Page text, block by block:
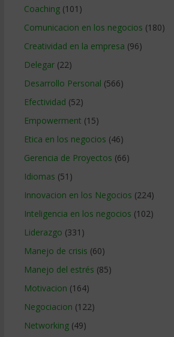
Coaching(101)
Comunicacion en los negocios (180)
Creatividad en la empresa (96)
Delegar(22)
Desarrollo Personal (566)
Efectividad (52)
Empowerment (15)
Etica en los negocios (46)
Gerencia de Proyectos (66)
Idiomas (51)
Innovacion en los Negocios (224)
Inteligencia en los negocios (102)
Liderazgo (331)
Manejo de crisis (60)
Manejo del estrés (85)
Motivacion (164)
Negociacion (122)
Networking(49)